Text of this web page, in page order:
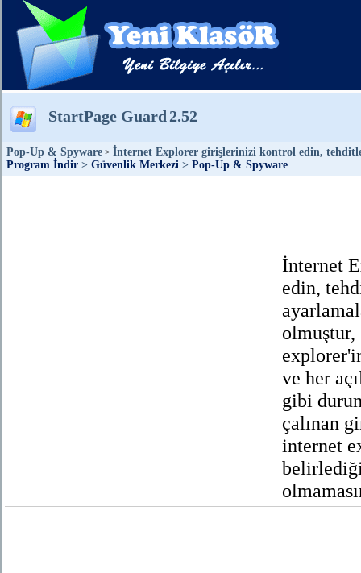
StartPage Guard 2.52
Pop-Up & Spyware > İnternet Explorer girişlerinizi kontrol edin,
Program İndir > Güvenlik Merkezi > Pop-Up & Spyware
İnternet
edin,
ve her
gibi
çalınan
internet